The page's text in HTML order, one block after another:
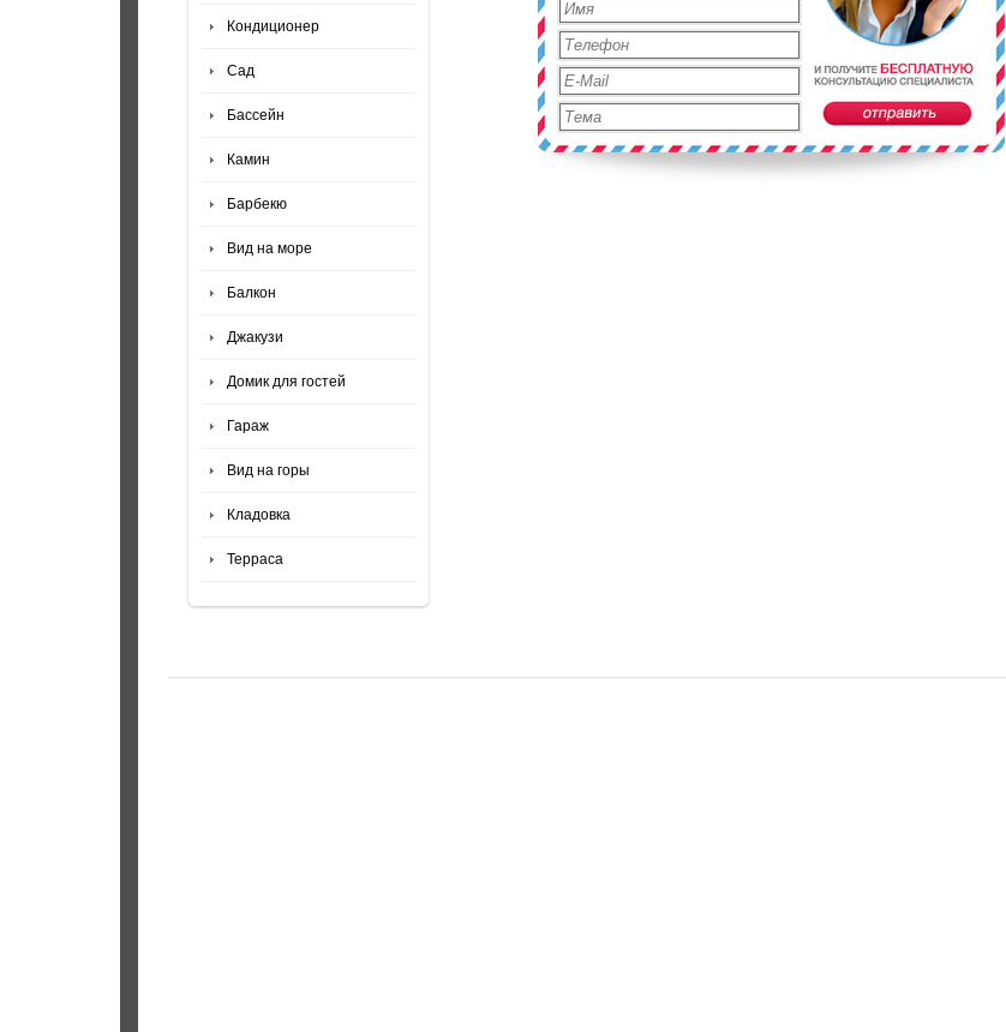
Кондиционер
Сад
Бассейн
Камин
Барбекю
Вид на море
Балкон
Джакузи
Домик для гостей
Гараж
Вид на горы
Кладовка
Терраса